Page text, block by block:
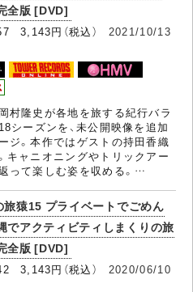
全版 [DVD]
3,143円（税込） 2021/10/13
村隆史が各地を旅する紀行バラ
シーズンを、未公開映像を追加
ジ。本作ではゲストの持田香織
キャニオニングやトリックアー
って楽しむ姿を収める。…
旅猿15 プライベートでごめん
アクティビティしまくりの旅
全版 [DVD]
3,143円（税込） 2020/06/10